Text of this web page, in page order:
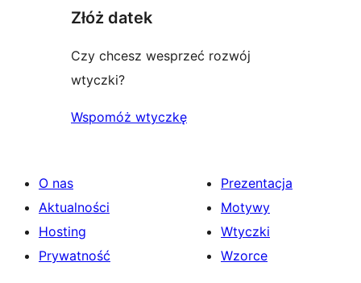
Złóż datek
Czy chcesz wesprzeć rozwój
wtyczki?
Wspomóż wtyczkę
O nas
Aktualności
Hosting
Prywatność
Prezentacja
Motywy
Wtyczki
Wzorce